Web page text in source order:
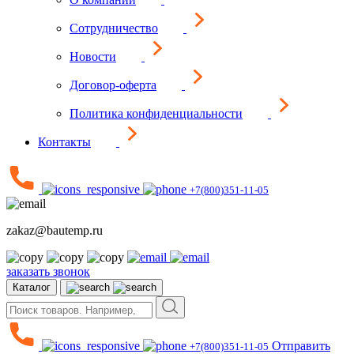
Сотрудничество
Новости
Договор-оферта
Политика конфиденциальности
Контакты
+7(800)351-11-05
zakaz@bautemp.ru
заказать звонок
Каталог
+7(800)351-11-05 Отправить